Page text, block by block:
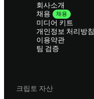
회사소개
채용
채용
미디어 키트
개인정보 처리방침
이용약관
팀 검증
크립토 자산